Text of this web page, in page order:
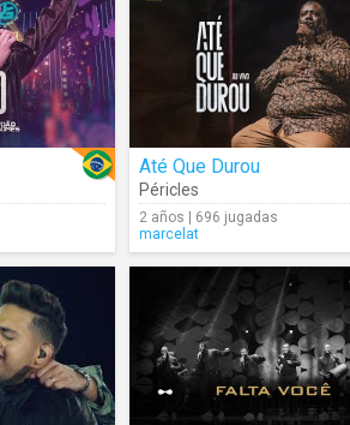
Até Que Durou
Péricles
2 años | 696 jugadas
marcelat